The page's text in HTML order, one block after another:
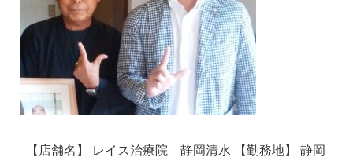
【店舗名】 レイス治療院 静岡清水 【勤務地】 静岡